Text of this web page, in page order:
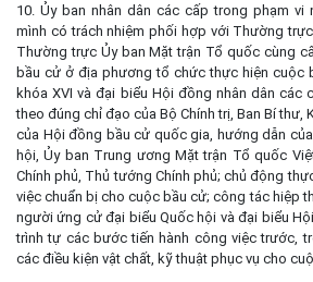
10. Ủy ban nhân dân các cấp trong phạm vi
mình có trách nhiệm phối hợp với Thường
Thường trực Ủy ban Mặt trận Tổ quốc cùng
bầu cử ở địa phương tổ chức thực hiện cuộc
khóa XVI và đại biểu Hội đồng nhân dân các
theo đúng chỉ đạo của Bộ Chính trị, Ban Bí thư,
của Hội đồng bầu cử quốc gia, hướng dẫn
hội, Ủy ban Trung ương Mặt trận Tổ quốc
Chính phủ, Thủ tướng Chính phủ; chủ động
việc chuẩn bị cho cuộc bầu cử; công tác hiệp
người ứng cử đại biểu Quốc hội và đại biểu
trình tự các bước tiến hành công việc trước,
các điều kiện vật chất, kỹ thuật phục vụ cho